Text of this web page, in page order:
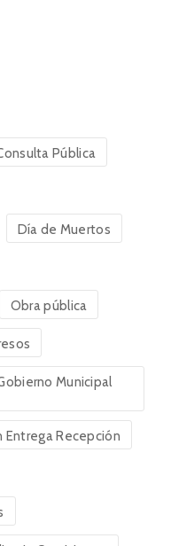
Pública
Día de Muertos
Obra pública
Municipal
Entrega Recepción